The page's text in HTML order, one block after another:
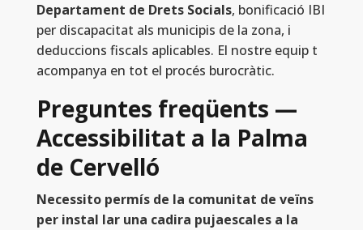
Departament de Drets Socials, bonificació IBI
per discapacitat als municipis de la zona, i
deduccions fiscals aplicables. El nostre equip t
acompanya en tot el procés burocràtic.
Preguntes freqüents —
Accessibilitat a la Palma
de Cervelló
Necessito permís de la comunitat de veïns
per instal lar una cadira pujaescales a la